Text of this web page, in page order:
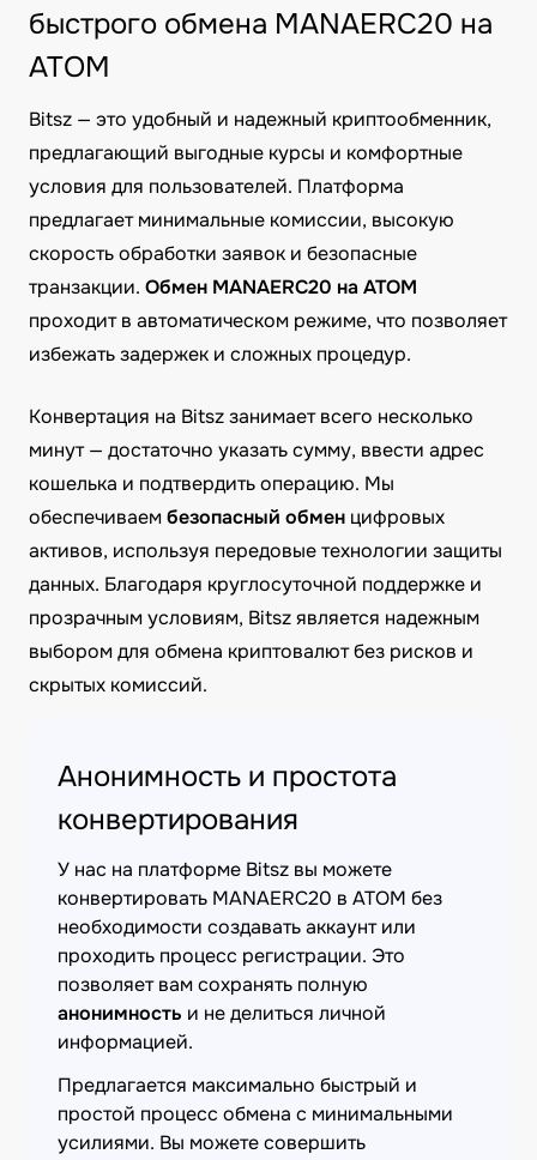
быстрого обмена MANAERC20 на
ATOM
Bitsz — это удобный и надежный криптообменник,
предлагающий выгодные курсы и комфортные
условия для пользователей. Платформа
предлагает минимальные комиссии, высокую
скорость обработки заявок и безопасные
транзакции. Обмен MANAERC20 на ATOM
проходит в автоматическом режиме, что позволяет
избежать задержек и сложных процедур.
Конвертация на Bitsz занимает всего несколько
минут — достаточно указать сумму, ввести адрес
кошелька и подтвердить операцию. Мы
обеспечиваембезопасный обмен цифровых
активов, используя передовые технологии защиты
данных. Благодаря круглосуточной поддержке и
прозрачным условиям, Bitsz является надежным
выбором для обмена криптовалют без рисков и
скрытых комиссий.
Анонимность и простота
конвертирования
У нас на платформе Bitsz вы можете
конвертировать MANAERC20 в ATOM без
необходимости создавать аккаунт или
проходить процесс регистрации. Это
позволяет вам сохранять полную
анонимность и не делиться личной
информацией.
Предлагается максимально быстрый и
простой процесс обмена с минимальными
усилиями. Вы можете совершить